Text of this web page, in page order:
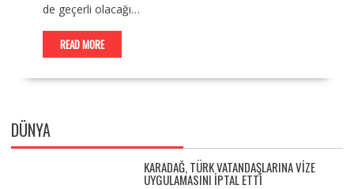
de geçerli olacağı…
READ MORE
DÜNYA
KARADAĞ, TÜRK VATANDAŞLARINA VIZE
UYGULAMASINI IPTAL ETTI